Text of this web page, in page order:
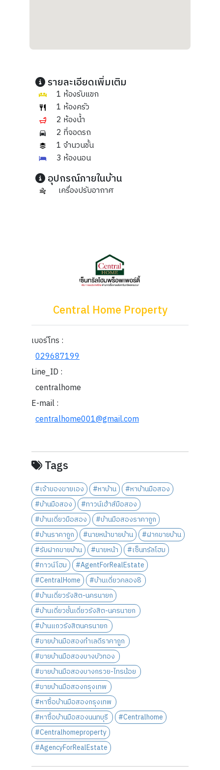
รายละเอียดเพิ่มเติม
1 ห้องรับแขก
1 ห้องครัว
2 ห้องน้ำ
2 ที่จอดรถ
1 จำนวนชั้น
3 ห้องนอน
อุปกรณ์ภายในบ้าน
เครื่องปรับอากาศ
Central Home Property
เบอร์โทร :
029687199
Line_ID :
centralhome
E-mail :
centralhome001@gmail.com
Tags
#เจ้าของขายเอง #หาบ้าน
#หาบ้านมือสอง
#บ้านมือสอง
#ทาวน์เฮ้าส์มือสอง
#บ้านเดี่ยวมือสอง
#บ้านมือสองราคาถูก
#บ้านราคาถูก
#นายหน้าขายบ้าน
#ฝากขายบ้าน
#รับฝากขายบ้าน
#นายหน้า
#เซ็นทรัลโฮม
#ทาวน์โฮม
#AgentForRealEstate
#CentralHome
#บ้านเดี่ยวคลอง8
#บ้านเดี่ยวรังสิต-นครนายก
#บ้านเดี่ยวชั้นเดี่ยวรังสิต-นครนายก
#บ้านแถวรังสิตนครนายก
#ขายบ้านมือสองทำเลดีราคาถูก
#ขายบ้านมือสองบางบัวทอง
#ขายบ้านมือสองบางกรวย-ไทรน้อย
#ขายบ้านมือสองกรุงเทพ
#หาซื้อบ้านมือสองกรุงเทพ
#หาซื้อบ้านมือสองนนทบุรี
#Centralhome
#Centralhomeproperty
#AgencyForRealEstate